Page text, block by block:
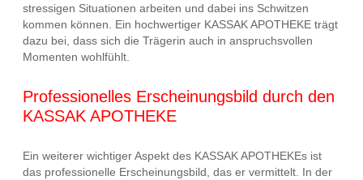
stressigen Situationen arbeiten und dabei ins Schwitzen
kommen können. Ein hochwertiger KASSAK APOTHEKE trägt
dazu bei, dass sich die Trägerin auch in anspruchsvollen
Momenten wohlfühlt.
Professionelles Erscheinungsbild durch den
KASSAK APOTHEKE
Ein weiterer wichtiger Aspekt des KASSAK APOTHEKEs ist
das professionelle Erscheinungsbild, das er vermittelt. In der